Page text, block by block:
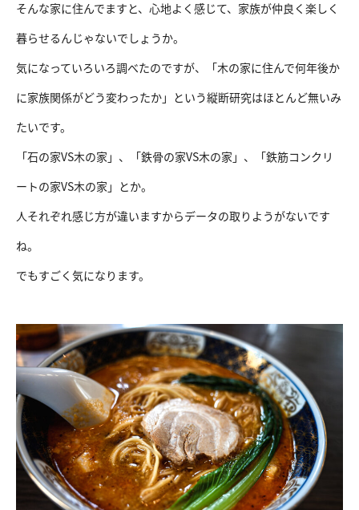
そんな家に住んでますと、心地よく感じて、家族が仲良く楽しく
暮らせるんじゃないでしょうか。
気になっていろいろ調べたのですが、「木の家に住んで何年後か
に家族関係がどう変わったか」という縦断研究はほとんど無いみ
たいです。
「石の家VS木の家」、「鉄骨の家VS木の家」、「鉄筋コンクリ
ートの家VS木の家」とか。
人それぞれ感じ方が違いますからデータの取りようがないです
ね。
でもすごく気になります。